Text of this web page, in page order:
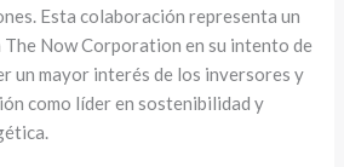
Esta colaboración representa un
Now Corporation en su intento de
un mayor interés de los inversores y
como líder en sostenibilidad y